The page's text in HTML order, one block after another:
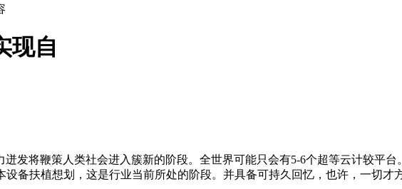
现自
将鞭策人类社会进入簇新的阶段。全世界可能只会有5-6个超等云计较平
备扶植想划，这是行业当前所处的阶段。并具备可持久回忆，也许，一切才